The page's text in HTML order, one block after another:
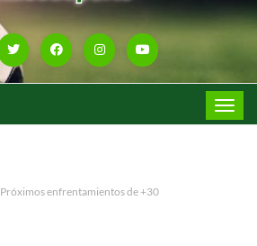
Toggle
Próximos enfrentamientos de +30